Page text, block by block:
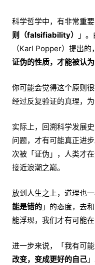
科学哲学中，有非常重
则（falsifiability）
」
（Karl Popper）提出的
证伪的性质，才能被认为
你可能会觉得这个原则
经过反复验证的真理，
实际上，回溯科学发展
问题，才有可能真正进
次被「证伪」，人类才
接近浪潮之巅。
放到人生之上，道理也
能是错的 」的态度，去
能浮现，我们才有可能
进一步来说，「我有可
改变，变成更好的自己